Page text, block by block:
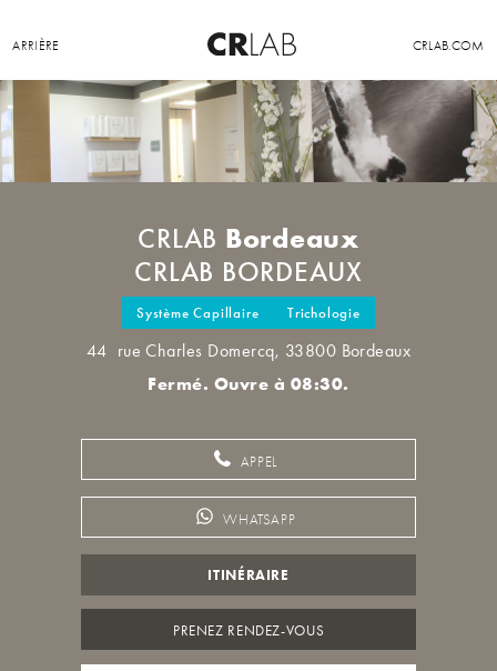
ARRIÈRE CRLAB.COM
CRLAB Bordeaux
CRLAB BORDEAUX
Système Capillaire Trichologie
44 rue Charles Domercq, 33800 Bordeaux
Fermé. Ouvre à 08:30.
APPEL
WHATSAPP
ITINÉRAIRE
PRENEZ RENDEZ-VOUS